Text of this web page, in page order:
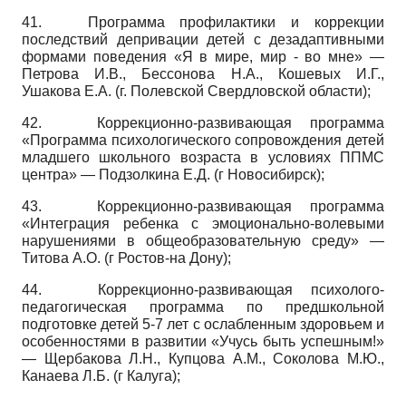
41.
Программа профилактики и коррекции
последствий депривации детей с дезадаптивными
формами поведения «Я в мире, мир - во мне» —
Петрова И.В., Бессонова Н.А., Кошевых И.Г.,
Ушакова Е.А. (г. Полевской Свердловской области);
42.
Коррекционно-развивающая программа
«Программа психологического сопровождения детей
младшего школьного возраста в условиях ППМС
центра» — Подзолкина Е.Д. (г Новосибирск);
43.
Коррекционно-развивающая программа
«Интеграция ребенка с эмоционально-волевыми
нарушениями в общеобразовательную среду» —
Титова А.О. (г Ростов-на Дону);
44.
Коррекционно-развивающая психолого-
педагогическая программа по предшкольной
подготовке детей 5-7 лет с ослабленным здоровьем и
особенностями в развитии «Учусь быть успешным!»
— Щербакова Л.Н., Купцова А.М., Соколова М.Ю.,
Канаева Л.Б. (г Калуга);